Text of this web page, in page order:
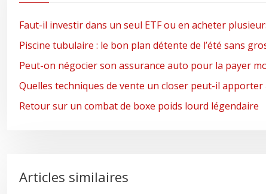
Faut-il investir dans un seul ETF ou en acheter
Piscine tubulaire : le bon plan détente de l’été sans
Peut-on négocier son assurance auto pour la payer
Quelles techniques de vente un closer peut-il
Retour sur un combat de boxe poids lourd légendaire
Articles similaires